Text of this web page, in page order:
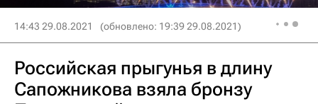
14:43 29.08.2021 (обновлено: 19:39 29.08.2021)
Российская прыгунья в длину
Сапожникова взяла бронзу